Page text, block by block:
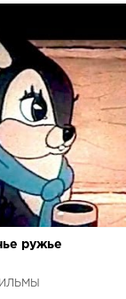
ружье